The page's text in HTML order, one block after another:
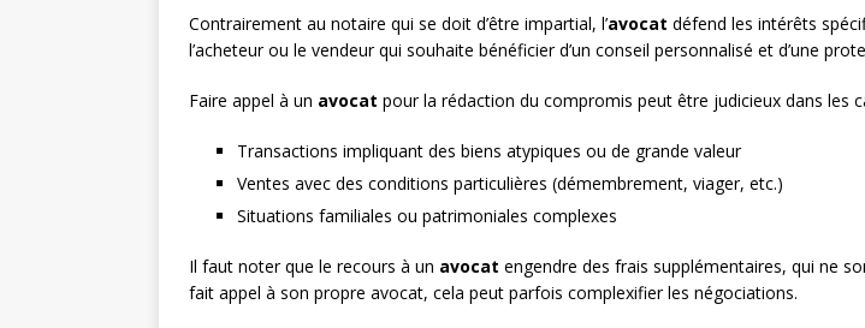
Contrairement au notaire qui se doit d’être impartial, l’avocat défend les intérêts
l’acheteur ou le vendeur qui souhaite bénéficier d’un conseil personnalisé et d’une
Faire appel à un avocat pour la rédaction du compromis peut être judicieux dans les
Transactions impliquant des biens atypiques ou de grande valeur
Ventes avec des conditions particulières (démembrement, viager, etc.)
Situations familiales ou patrimoniales complexes
Il faut noter que le recours à un avocat engendre des frais supplémentaires, qui ne
fait appel à son propre avocat, cela peut parfois complexifier les négociations.